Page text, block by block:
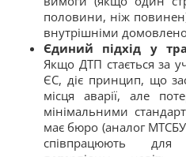
половини, ніж
внутрішніми
Єдиний підхід у
Якщо ДТП стається за
ЄС, діє принцип, що
місця аварії, але
мінімальними
має бюро (аналог
співпрацюють для